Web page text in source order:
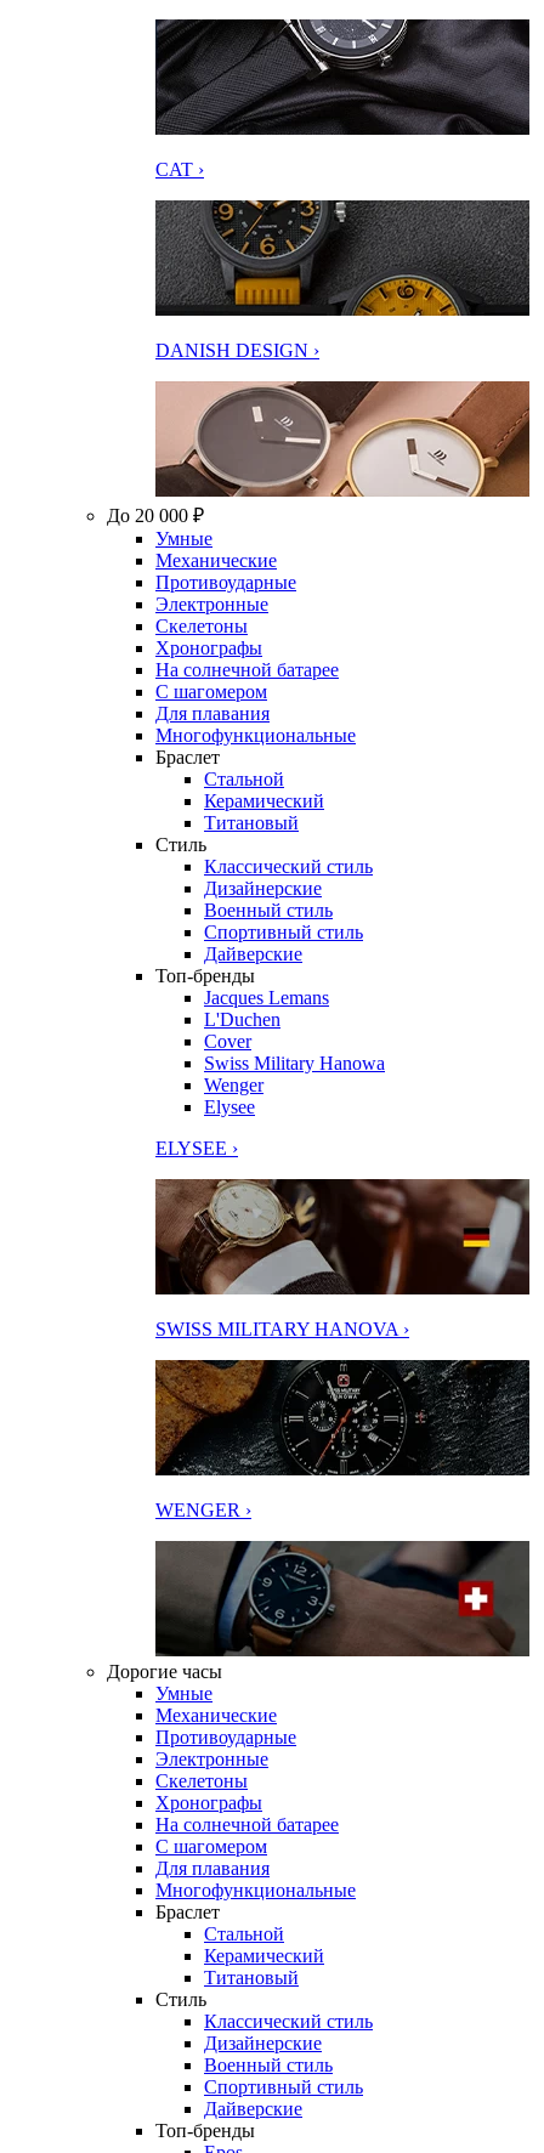
CAT ›
DANISH DESIGN ›
До 20 000 ₽
Умные
Механические
Противоударные
Электронные
Скелетоны
Хронографы
На солнечной батарее
С шагомером
Для плавания
Многофункциональные
Браслет
Стальной
Керамический
Титановый
Стиль
Классический стиль
Дизайнерские
Военный стиль
Спортивный стиль
Дайверские
Топ-бренды
Jacques Lemans
L'Duchen
Cover
Swiss Military Hanowa
Wenger
Elysee
ELYSEE ›
SWISS MILITARY HANOVA ›
WENGER ›
Дорогие часы
Умные
Механические
Противоударные
Электронные
Скелетоны
Хронографы
На солнечной батарее
С шагомером
Для плавания
Многофункциональные
Браслет
Стальной
Керамический
Титановый
Стиль
Классический стиль
Дизайнерские
Военный стиль
Спортивный стиль
Дайверские
Топ-бренды